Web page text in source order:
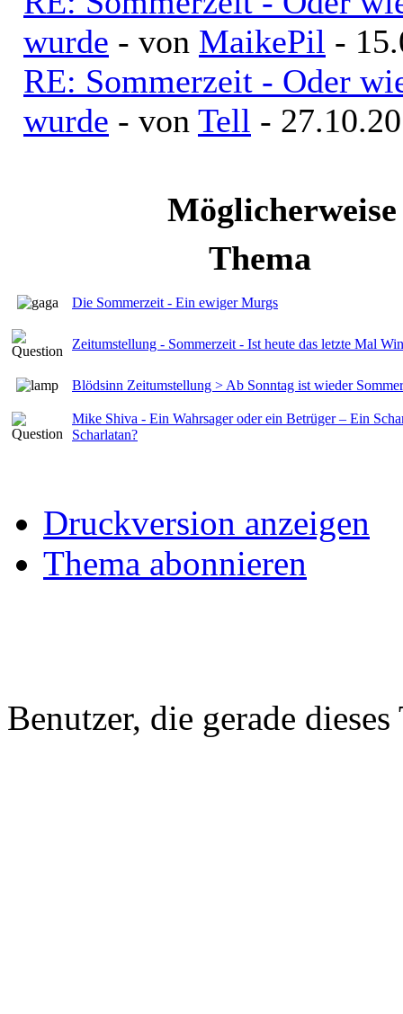
wurde - von MaikePil -
RE: Sommerzeit - Oder
wurde - von Tell -
Thema
Die Sommerzeit - Ein ewiger Murgs
Zeitumstellung - Sommerzeit - Ist heute das letzte Mal
Blödsinn Zeitumstellung > Ab Sonntag ist wieder
Mike Shiva - Ein Wahrsager oder ein Betrüger – Ein
Scharlatan?
Druckversion anzeigen
Thema abonnieren
Benutzer, die gerade